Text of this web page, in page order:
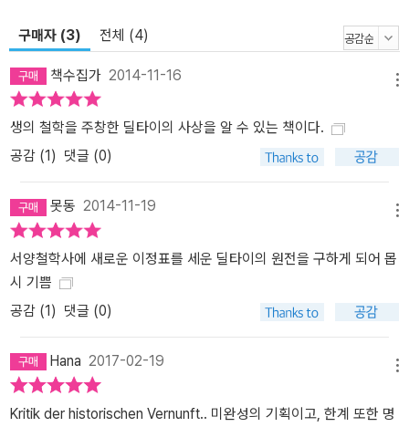
구매자 (3) 전체 (4)
책수집가 2014-11-16
생의 철학을 주창한 딜타이의 사상을 알 수 있는 책이다.
공감 (1 ) 댓글 (0)
못동 2014-11-19
서양철학사에 새로운 이정표를 세운 딜타이의 원전을 구하게 되어 몹
시 기쁨
공감 (1) 댓글 (0)
Hana 2017-02-19
Kritik der historischen Vernunft.. 미완성의 기획이고, 한계 또한 명